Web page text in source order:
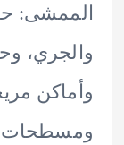
حارات
وحارات
مريحة
خضراء